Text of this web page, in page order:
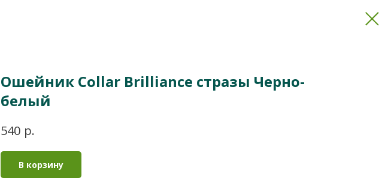
Ошейник Collar Brilliance стразы Черно-
белый
540 р.
В корзину